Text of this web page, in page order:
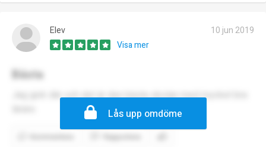
Elev
10 jun 2019
Visa mer
Bästa
Jag gick där och det är den bästa skolan med mycket bra
Lås upp omdöme